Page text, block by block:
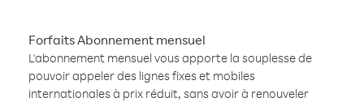
Forfaits Abonnement mensuel
L'abonnement mensuel vous apporte la souplesse de
pouvoir appeler des lignes fixes et mobiles
internationales à prix réduit, sans avoir à renouveler